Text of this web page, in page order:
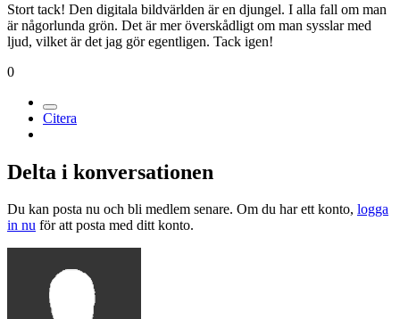
Stort tack! Den digitala bildvärlden är en djungel. I alla fall om man
är någorlunda grön. Det är mer överskådligt om man sysslar med
ljud, vilket är det jag gör egentligen. Tack igen!
0
Citera
Delta i konversationen
Du kan posta nu och bli medlem senare. Om du har ett konto, logga
in nu för att posta med ditt konto.